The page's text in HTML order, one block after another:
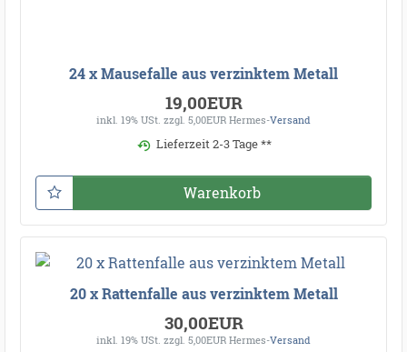
24 x Mausefalle aus verzinktem Metall
19,00EUR
inkl. 19% USt. zzgl. 5,00EUR Hermes-Versand
Lieferzeit 2-3 Tage **
Warenkorb
20 x Rattenfalle aus verzinktem Metall
30,00EUR
inkl. 19% USt. zzgl. 5,00EUR Hermes-Versand